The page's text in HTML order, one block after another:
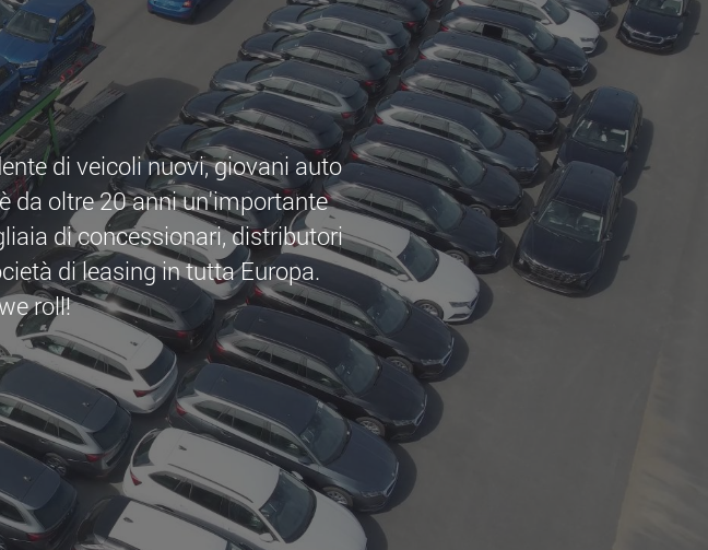
di veicoli nuovi, giovani auto
da oltre 20 anni un'importante
di concessionari, distributori
di leasing in tutta Europa.
roll!